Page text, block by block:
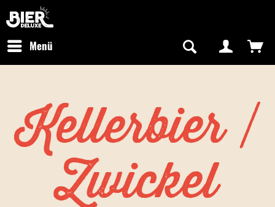
Kostenfreier Versand in Deutschland
Menü
Kellerbier /
Zwickel